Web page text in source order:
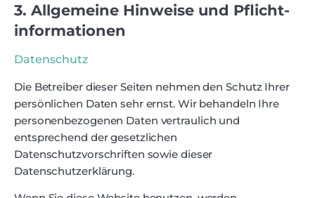
3. Allgemeine Hinweise und Pflicht­
informationen
Datenschutz
Die Betreiber dieser Seiten nehmen den Schutz Ihrer
persönlichen Daten sehr ernst. Wir behandeln Ihre
personenbezogenen Daten vertraulich und
entsprechend der gesetzlichen
Datenschutzvorschriften sowie dieser
Datenschutzerklärung.